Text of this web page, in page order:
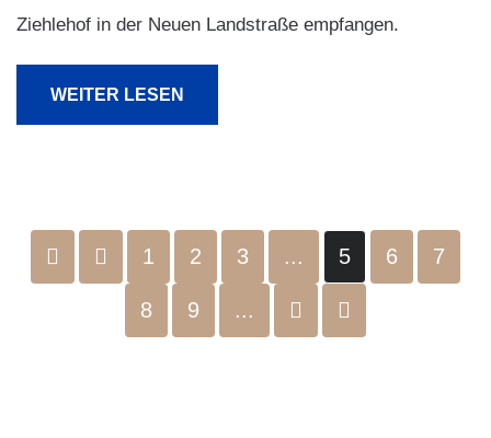
Ziehlehof in der Neuen Landstraße empfangen.
WEITER LESEN
1 2 3 ... 5 6 7
8 9 ...